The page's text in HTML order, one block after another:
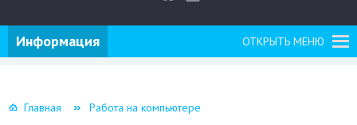
ОТКРЫТЬ МЕНЮ
Информация
Главная Работа на компьютере